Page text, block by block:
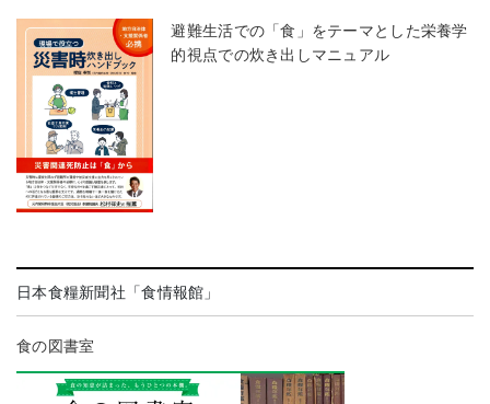
避難生活での「食」をテーマとした栄養学
的視点での炊き出しマニュアル
日本食糧新聞社「食情報館」
食の図書室